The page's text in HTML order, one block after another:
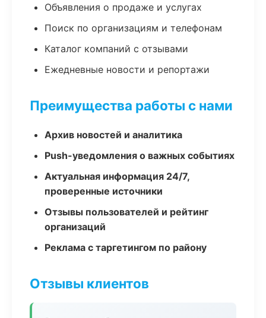
Объявления о продаже и услугах
Поиск по организациям и телефонам
Каталог компаний с отзывами
Ежедневные новости и репортажи
Преимущества работы с нами
Архив новостей и аналитика
Push-уведомления о важных событиях
Актуальная информация 24/7,
проверенные источники
Отзывы пользователей и рейтинг
организаций
Реклама с таргетингом по району
Отзывы клиентов